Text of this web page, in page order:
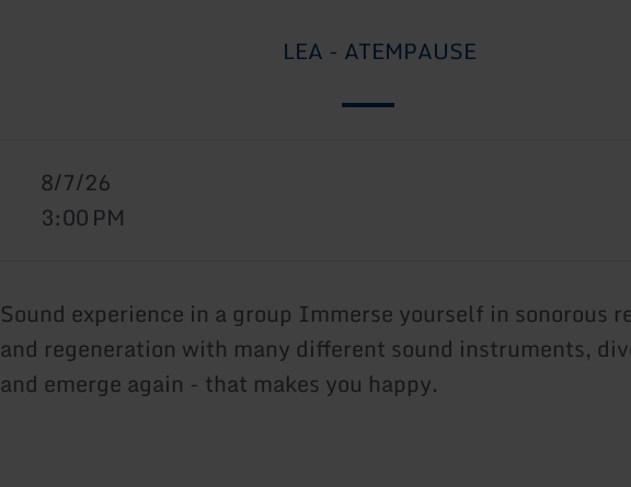
LEA - ATEMPAUSE
8/7/26
3:00 PM
Sound experience in a group Immerse yourself in sonorous
and regeneration with many different sound instruments,
and emerge again - that makes you happy.